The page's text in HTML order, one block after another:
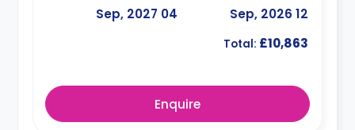
12 Sep, 2026
04 Sep, 2027
Total: £10,863
Enquire